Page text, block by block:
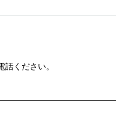
ください。